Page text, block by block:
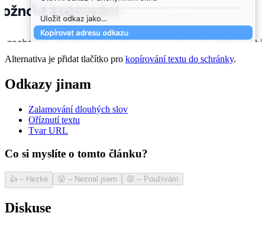
Alternativa je přidat tlačítko pro kopírování textu do schránky.
Odkazy jinam
Zalamování dlouhých slov
Oříznutí textu
Tvar URL
Co si myslíte o tomto článku?
👍 – Hezké 😲 – Neznal jsem 😝 – Používám
Diskuse